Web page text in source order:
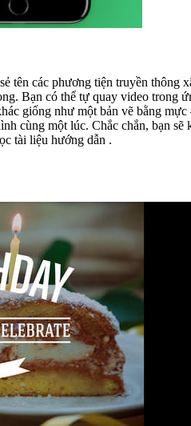
tên các phương tiện truyền
một loạt
vẽ bằng mực – cùng với nhiều tiêu đề
tạo ra clip thú vị và chia sẻ nhanh thì
tài liệu hướng dẫn .